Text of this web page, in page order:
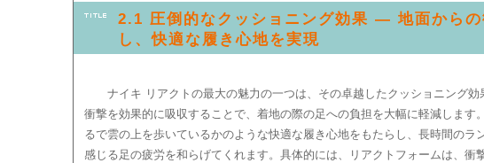
2.1 圧倒的なクッショニング効果 — 地面からの
し、快適な履き心地を実現
ナイキ リアクトの最大の魅力の一つは、その卓越したクッショニング効
衝撃を効果的に吸収することで、着地の際の足への負担を大幅に軽減します
るで雲の上を歩いているかのような快適な履き心地をもたらし、長時間のラ
感じる足の疲労を和らげてくれます。具体的には、リアクトフォームは、衝